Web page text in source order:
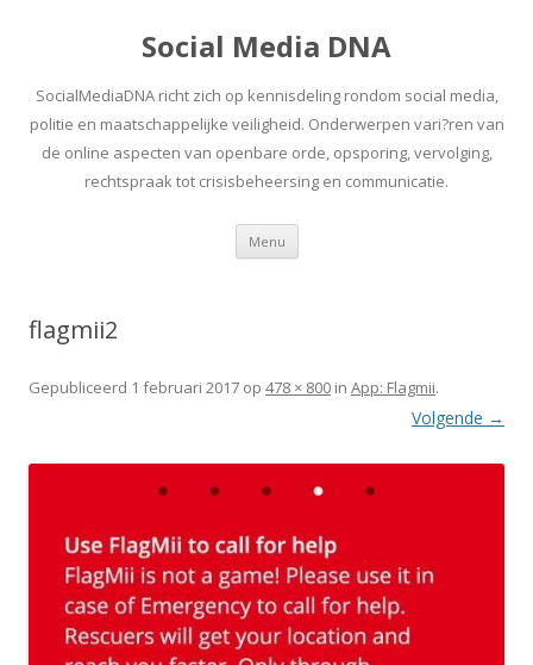
Social Media DNA
SocialMediaDNA richt zich op kennisdeling rondom social media,
politie en maatschappelijke veiligheid. Onderwerpen vari?ren van
de online aspecten van openbare orde, opsporing, vervolging,
rechtspraak tot crisisbeheersing en communicatie.
Menu Spring
inhoud
flagmii2
Gepubliceerd 1 februari 2017 op 478 × 800 in App: Flagmii.
Volgende →